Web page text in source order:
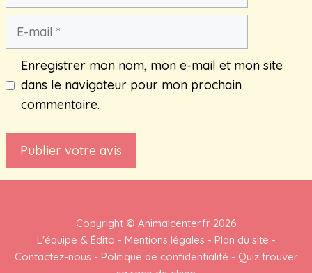
Enregistrer mon nom, mon e-mail et mon site
dans le navigateur pour mon prochain
commentaire.
Copyright © Animalcenter.fr 2026
L'équipe & Édito - Mentions légales - Plan du site -
Contactez-nous - Politique de confidentialité - Quiz trouver